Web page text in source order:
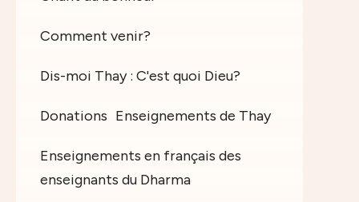
Comment venir?
Dis-moi Thay : C'est quoi Dieu?
Donations Enseignements de Thay
Enseignements en français des
enseignants du Dharma